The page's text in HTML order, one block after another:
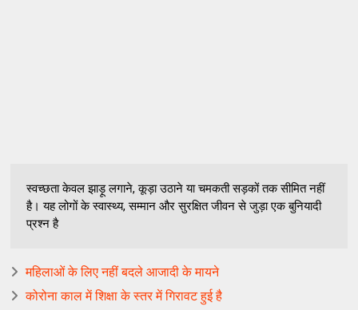
स्वच्छता केवल झाड़ू लगाने, कूड़ा उठाने या चमकती सड़कों तक सीमित नहीं
है। यह लोगों के स्वास्थ्य, सम्मान और सुरक्षित जीवन से जुड़ा एक बुनियादी
प्रश्न है
महिलाओं के लिए नहीं बदले आजादी के मायने
कोरोना काल में शिक्षा के स्तर में गिरावट हुई है